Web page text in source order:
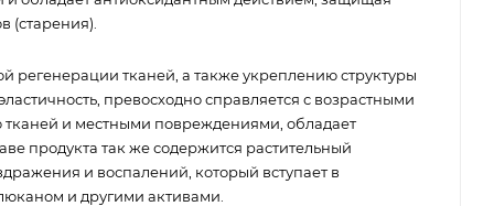
(старения).
регенерации тканей, а также укреплению структуры
превосходно справляется с возрастными
и местными повреждениями, обладает
продукта так же содержится растительный
и воспалений, который вступает в
и другими активами.